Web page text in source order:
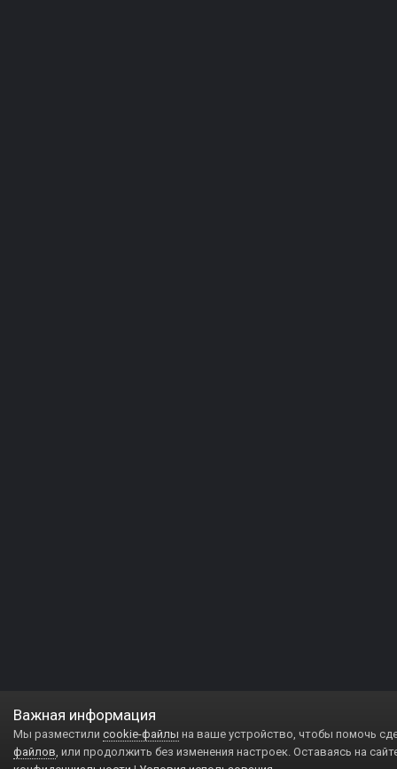
Важная информация
Мы разместили cookie-файлы на ваше устройство, чтобы помочь
файлов, или продолжить без изменения настроек. Оставаясь на